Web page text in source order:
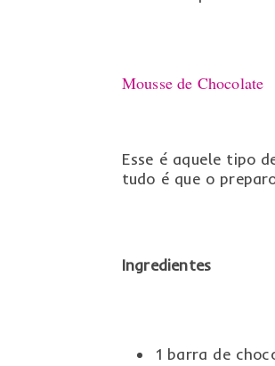
Mousse de Chocolate
Esse é aquele tipo
tudo é que o
Ingredientes
1 barra de